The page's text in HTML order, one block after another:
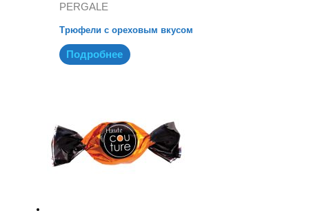
PERGALE
Трюфели с ореховым вкусом
Подробнее